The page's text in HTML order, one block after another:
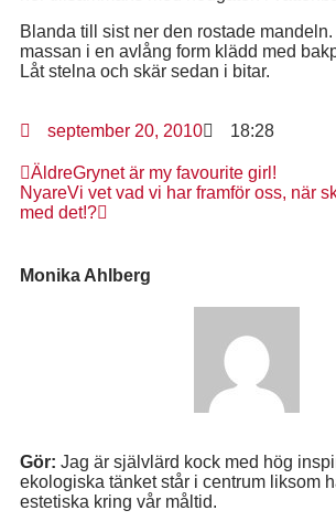
Blanda till sist ner den rostade
massan i en avlång form klädd med
Låt stelna och skär sedan i bitar.
september 20, 2010 18:28
ÄldreGrynet är my favourite girl!
NyareVi vet vad vi har framför oss, när
med det!?
Monika Ahlberg
Gör: Jag är självlärd kock med hög
ekologiska tänket står i centrum liksom
estetiska kring vår måltid.